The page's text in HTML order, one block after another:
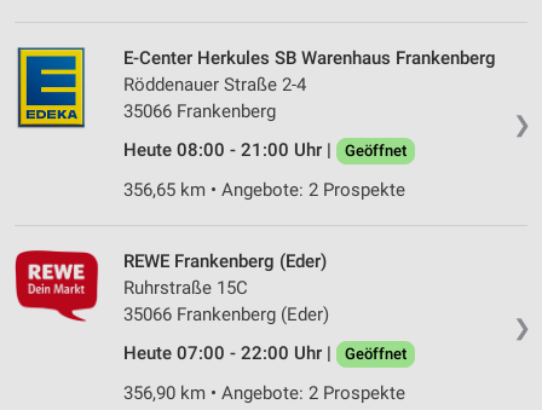
❯
E-Center Herkules SB Warenhaus Frankenberg
Röddenauer Straße 2-4
35066 Frankenberg
Heute 08:00 - 21:00 Uhr |
Geöffnet
356,65 km • Angebote: 2 Prospekte
❯
REWE Frankenberg (Eder)
Ruhrstraße 15C
35066 Frankenberg (Eder)
Heute 07:00 - 22:00 Uhr |
Geöffnet
356,90 km • Angebote: 2 Prospekte